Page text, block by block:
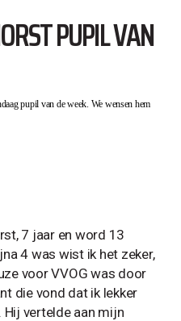
PUPIL VAN
pupil van de week. We wensen hem
7 jaar en word 13
4 was wist ik het zeker,
voor VVOG was door
die vond dat ik lekker
vertelde aan mijn